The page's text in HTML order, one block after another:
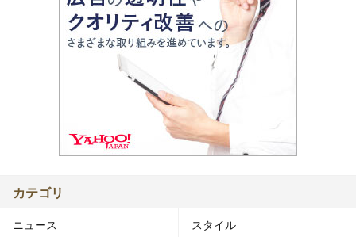
カテゴリ
ニュース スタイル